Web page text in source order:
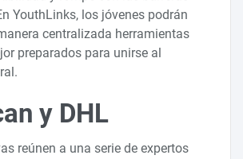
YouthLinks, los jóvenes podrán
centralizada herramientas
preparados para unirse al
y DHL
reúnen a una serie de expertos